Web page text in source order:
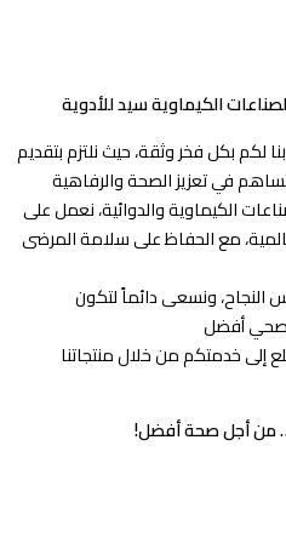
الكيماوية سيد للأدوية
لكم بكل فخر وثقة، حيث نلتزم بتقديم
في تعزيز الصحة والرفاهية
الكيماوية والدوائية، نعمل على
مع الحفاظ على سلامة المرضى
النجاح، ونسعى دائماً لتكون
صحي أفضل
إلى خدمتكم من خلال منتجاتنا
من أجل صحة أفضل!